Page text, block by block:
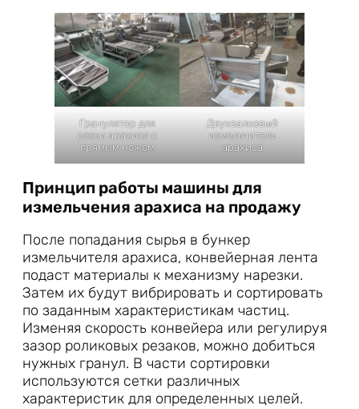
Гранулятор для
резки арахиса с
прямым ножом
Двухвалковый
измельчитель
арахиса
Принцип работы машины для
измельчения арахиса на продажу
После попадания сырья в бункер
измельчителя арахиса, конвейерная лента
подаст материалы к механизму нарезки.
Затем их будут вибрировать и сортировать
по заданным характеристикам частиц.
Изменяя скорость конвейера или регулируя
зазор роликовых резаков, можно добиться
нужных гранул. В части сортировки
используются сетки различных
характеристик для определенных целей.